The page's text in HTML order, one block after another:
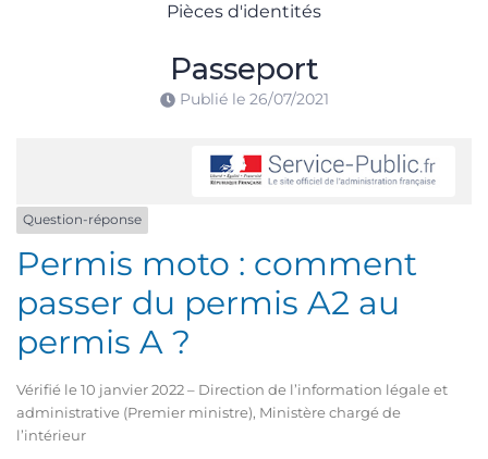
Pièces d'identités
Passeport
Publié le 26/07/2021
Question-réponse
Permis moto : comment
passer du permis A2 au
permis A ?
Vérifié le 10 janvier 2022 – Direction de l’information légale et
administrative (Premier ministre), Ministère chargé de
l’intérieur